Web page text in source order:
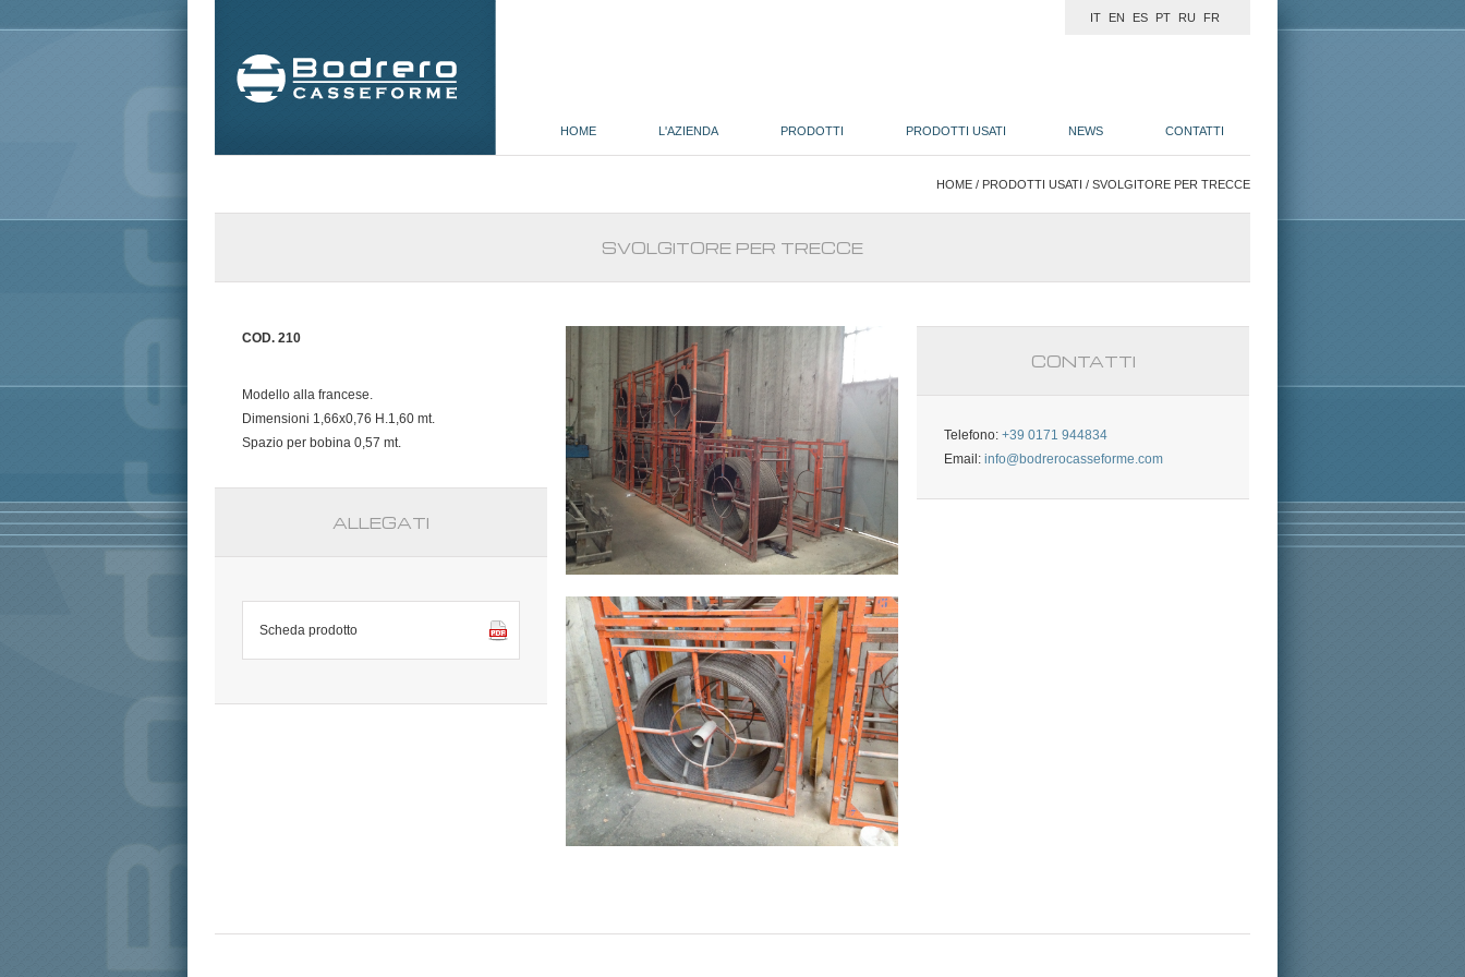
HOME L'AZIENDA PRODOTTI PRODOTTI USATI NEWS CONTATTI
IT EN ES PT RU FR
HOME / PRODOTTI USATI / SVOLGITORE PER TRECCE
SVOLGITORE PER TRECCE
COD. 210
Modello alla francese.
Dimensioni 1,66x0,76 H.1,60 mt.
Spazio per bobina 0,57 mt.
ALLEGATI
Scheda prodotto
CONTATTI
Telefono: +39 0171 944834
Email: info@bodrerocasseforme.com